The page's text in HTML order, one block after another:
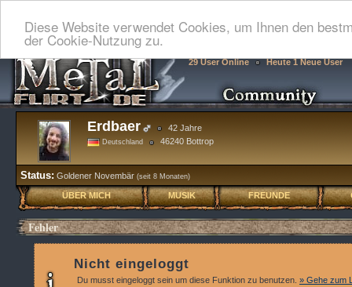
Diese Website verwendet Cookies, um Ihnen den
der Cookie-Nutzung zu.
29 User Online Heute 1 Neue User
Erdbaer 42 Jahre
Deutschland 46240 Bottrop
Status: Goldener Novembär (seit 8 Monaten)
ÜBER MICH MUSIK FREUNDE
Fehler
Nicht eingeloggt
Du musst eingeloggt sein um diese Funktion zu benutzen. » Gehe zum